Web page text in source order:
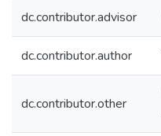
dc.contributor.advisor
dc.contributor.author
dc.contributor.other